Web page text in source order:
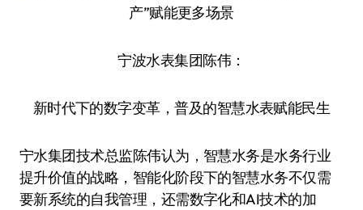
宁波水表集团陈伟：
新时代下的数字变革，普及的智慧水表赋能民生
宁水集团技术总监陈伟认为，智慧水务是水务行业
提升价值的战略，智能化阶段下的智慧水务不仅需
要新系统的自我管理，还需数字化和AI技术的加